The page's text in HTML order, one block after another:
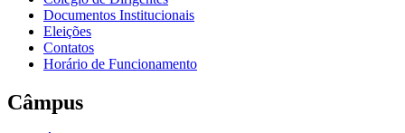
Documentos Institucionais
Eleições
Contatos
Horário de Funcionamento
Câmpus